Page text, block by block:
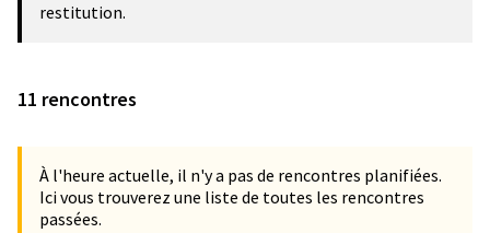
restitution.
11 rencontres
À l'heure actuelle, il n'y a pas de rencontres planifiées.
Ici vous trouverez une liste de toutes les rencontres
passées.